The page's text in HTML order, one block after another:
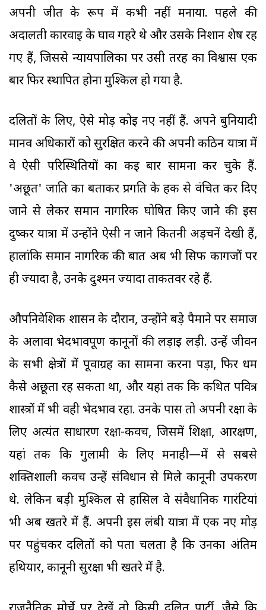
अपनी जीत के रूप में कभी नहीं मनाया. पहले की
अदालती कार्रवाई के घाव गहरे थे और उसके निशान शेष रह
गए हैं, जिससे न्यायपालिका पर उसी तरह का विश्वास एक
बार फिर स्थापित होना मुश्किल हो गया है.
दलितों के लिए, ऐसे मोड़ कोई नए नहीं हैं. अपने बुनियादी
मानव अधिकारों को सुरक्षित करने की अपनी कठिन यात्रा में
वे ऐसी परिस्थितियों का कई बार सामना कर चुके हैं.
'अछूत' जाति का बताकर प्रगति के हक से वंचित कर दिए
जाने से लेकर समान नागरिक घोषित किए जाने की इस
दुष्कर यात्रा में उन्होंने ऐसी न जाने कितनी अड़चनें देखी हैं,
हालांकि समान नागरिक की बात अब भी सिर्फ कागजों पर
ही ज्यादा है, उनके दुश्मन ज्यादा ताकतवर रहे हैं.
औपनिवेशिक शासन के दौरान, उन्होंने बड़े पैमाने पर समाज
के अलावा भेदभावपूर्ण कानूनों की लड़ाई लड़ी. उन्हें जीवन
के सभी क्षेत्रों में पूर्वाग्रह का सामना करना पड़ा, फिर धर्म
कैसे अछूता रह सकता था, और यहां तक कि कथित पवित्र
शास्त्रों में भी वही भेदभाव रहा. उनके पास तो अपनी रक्षा के
लिए अत्यंत साधारण रक्षा-कवच, जिसमें शिक्षा, आरक्षण,
यहां तक कि गुलामी के लिए मनाही—में से सबसे
शक्तिशाली कवच उन्हें संविधान से मिले कानूनी उपकरण
थे. लेकिन बड़ी मुश्किल से हासिल वे संवैधानिक गारंटियां
भी अब खतरे में हैं. अपनी इस लंबी यात्रा में एक नए मोड़
पर पहुंचकर दलितों को पता चलता है कि उनका अंतिम
हथियार, कानूनी सुरक्षा भी खतरे में है.